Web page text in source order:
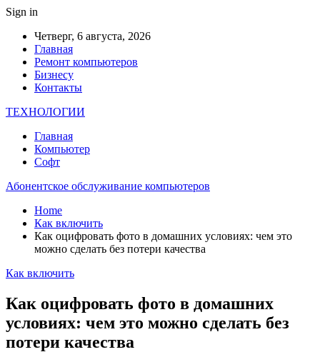
Sign in
Четверг, 6 августа, 2026
Главная
Ремонт компьютеров
Бизнесу
Контакты
ТЕХНОЛОГИИ
Главная
Компьютер
Софт
Абонентское обслуживание компьютеров
Home
Как включить
Как оцифровать фото в домашних условиях: чем это
можно сделать без потери качества
Как включить
Как оцифровать фото в домашних
условиях: чем это можно сделать без
потери качества